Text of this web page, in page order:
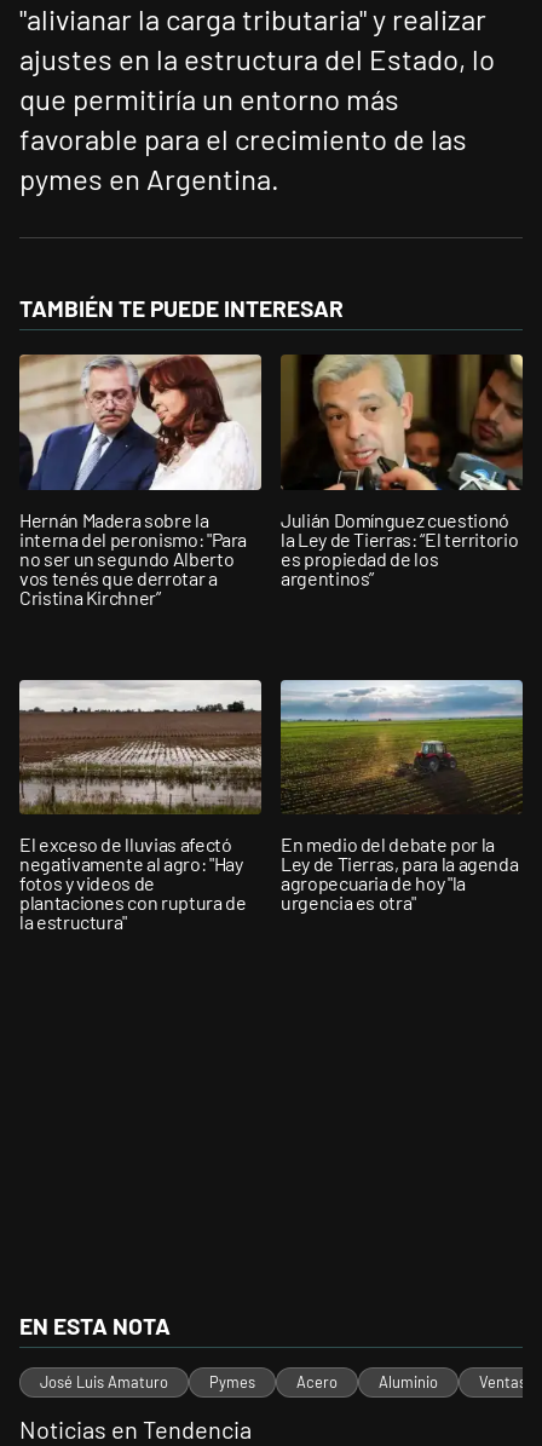
"alivianar la carga tributaria" y realizar
ajustes en la estructura del Estado, lo
que permitiría un entorno más
favorable para el crecimiento de las
pymes en Argentina.
TAMBIÉN TE PUEDE INTERESAR
Hernán Madera sobre la
interna del peronismo: "Para
no ser un segundo Alberto
vos tenés que derrotar a
Cristina Kirchner”
Julián Domínguez cuestionó
la Ley de Tierras: “El territorio
es propiedad de los
argentinos”
El exceso de lluvias afectó
negativamente al agro: "Hay
fotos y videos de
plantaciones con ruptura de
la estructura"
En medio del debate por la
Ley de Tierras, para la agenda
agropecuaria de hoy "la
urgencia es otra"
EN ESTA NOTA
José Luis Amaturo Pymes Acero Aluminio Ventas
Noticias en Tendencia